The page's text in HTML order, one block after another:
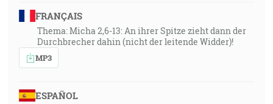
FRANÇAIS
Thema: Micha 2,6-13: An ihrer Spitze zieht dann der
Durchbrecher dahin (nicht der leitende Widder)!
MP3
ESPAÑOL